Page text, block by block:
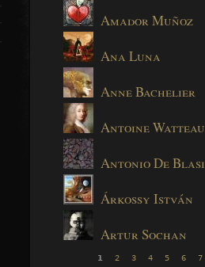
Amador Muñoz
Ana Luna
Anne Bachelier
Antoine Watteau
Antonio De Blasi
Árkossy István
Artur Sochan
1 2 3 4 5 6 7